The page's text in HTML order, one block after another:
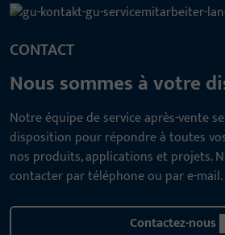
CONTACT
Nous sommes à votre
Notre équipe de service après-vente
disposition pour répondre à toutes
nos produits, applications et projets.
contacter par téléphone ou par e-mail.
Contactez-nous